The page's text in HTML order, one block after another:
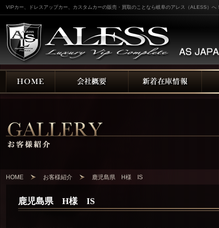
VIPカー、ドレスアップカー、カスタムカーの販売・買取のことなら岐阜のアレス（ALESS）へ
HOME お客様紹介 鹿児島県 H様 IS
鹿児島県 H様 IS